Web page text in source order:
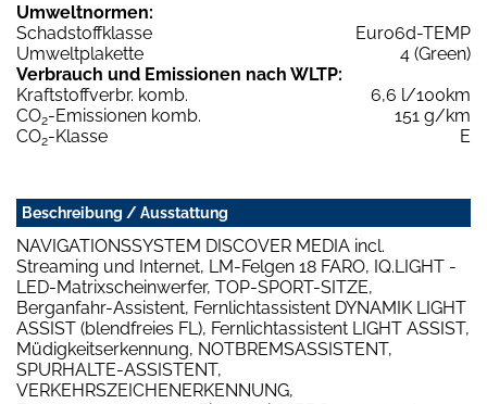
Umweltnormen:
Schadstoffklasse
Euro6d-TEMP
Umweltplakette
4 (Green)
Verbrauch und Emissionen nach WLTP:
Kraftstoffverbr. komb.
6,6 l/100km
CO2-Emissionen komb.
151 g/km
CO2-Klasse E
Beschreibung / Ausstattung
NAVIGATIONSSYSTEM DISCOVER MEDIA incl.
Streaming und Internet, LM-Felgen 18 FARO, IQ.LIGHT -
LED-Matrixscheinwerfer, TOP-SPORT-SITZE,
Berganfahr-Assistent, Fernlichtassistent DYNAMIK LIGHT
ASSIST (blendfreies FL), Fernlichtassistent LIGHT ASSIST,
Müdigkeitserkennung, NOTBREMSASSISTENT,
SPURHALTE-ASSISTENT,
VERKEHRSZEICHENERKENNUNG,